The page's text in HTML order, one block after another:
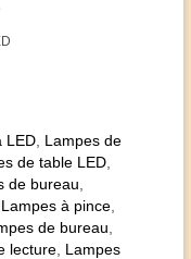
LED Lampes de
de table LED
de bureau
Lampes à pince
de bureau
lecture Lampes